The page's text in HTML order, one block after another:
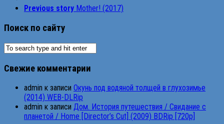
Previous story Mother! (2017)
Поиск по сайту
Свежие комментарии
admin к записи Окунь под водяной толщей в глухозимье
(2014) WEB-DLRip
admin к записи Дом. История путешествия / Свидание с
планетой / Home [Director’s Cut] (2009) BDRip [720p]